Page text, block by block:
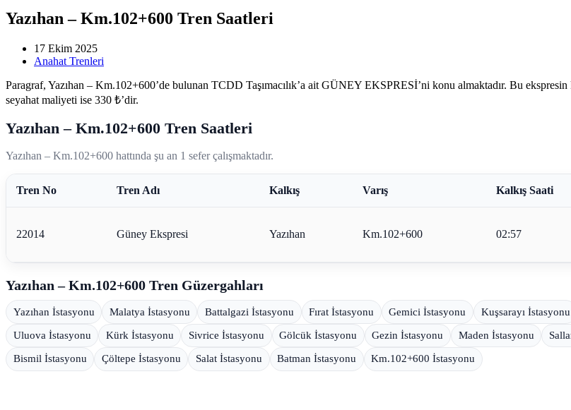
Yazıhan – Km.102+600 Tren Saatleri
17 Ekim 2025
Anahat Trenleri
Paragraf, Yazıhan – Km.102+600’de bulunan TCDD Taşımacılık’a ait GÜNEY EKSPRESİ’ni konu almaktadır. Bu
seyahat maliyeti ise 330 ₺’dir.
Yazıhan – Km.102+600 Tren Saatleri
Yazıhan – Km.102+600 hattında şu an 1 sefer çalışmaktadır.
Tren No Tren Adı Kalkış Varış Kalkış Saati
22014 Güney Ekspresi Yazıhan Km.102+600 02:57
Yazıhan – Km.102+600 Tren Güzergahları
Yazıhan İstasyonu Malatya İstasyonu Battalgazi İstasyonu Fırat İstasyonu Gemici İstasyonu Kuşsarayı İstasyonu
Uluova İstasyonu Kürk İstasyonu Sivrice İstasyonu Gölcük İstasyonu Gezin İstasyonu Maden İstasyonu
Bismil İstasyonu Çöltepe İstasyonu Salat İstasyonu Batman İstasyonu Km.102+600 İstasyonu